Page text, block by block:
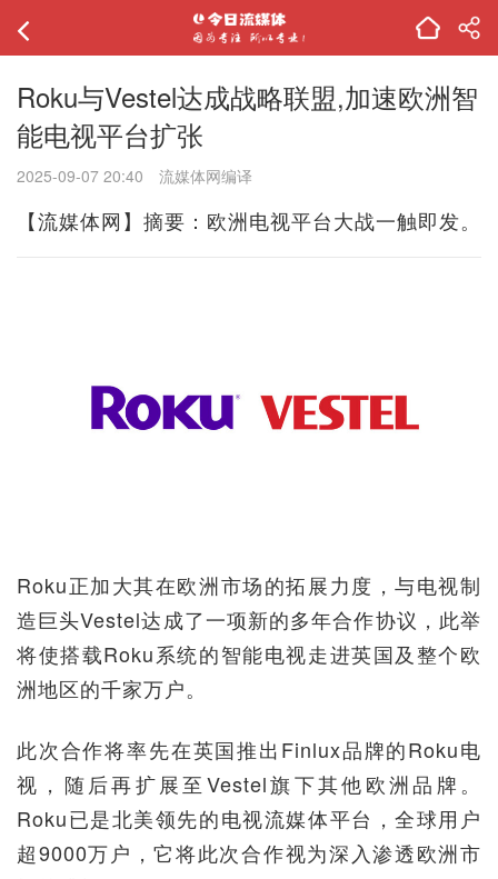
Roku与Vestel达成战略联盟,加速欧洲智
能电视平台扩张
2025-09-07 20:40 流媒体网编译
【流媒体网】摘要：欧洲电视平台大战一触即发。
Roku正加大其在欧洲市场的拓展力度，与电视制
造巨头Vestel达成了一项新的多年合作协议，此举
将使搭载Roku系统的智能电视走进英国及整个欧
洲地区的千家万户。
此次合作将率先在英国推出Finlux品牌的Roku电
视，随后再扩展至Vestel旗下其他欧洲品牌。
Roku已是北美领先的电视流媒体平台，全球用户
超9000万户，它将此次合作视为深入渗透欧洲市